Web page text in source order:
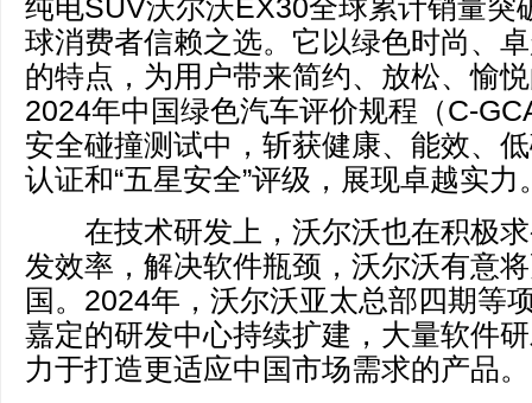
纯电SUV沃尔沃EX30全球累计销量突
球消费者信赖之选。它以绿色时尚、
的特点，为用户带来简约、放松、愉
2024年中国绿色汽车评价规程（C-
安全碰撞测试中，斩获健康、能效、
认证和“五星安全”评级，展现卓越实力
在技术研发上，沃尔沃也在积极求
发效率，解决软件瓶颈，沃尔沃有意
国。2024年，沃尔沃亚太总部四期等
嘉定的研发中心持续扩建，大量软件
力于打造更适应中国市场需求的产品。